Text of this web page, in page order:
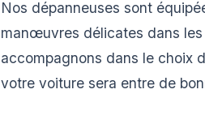
Nos dépanneuses sont
manœuvres délicates dans les
accompagnons dans le choix
votre voiture sera entre de